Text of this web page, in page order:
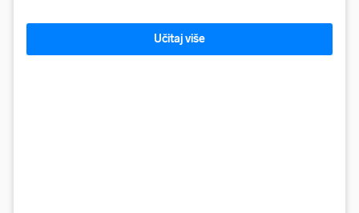
Učitaj više